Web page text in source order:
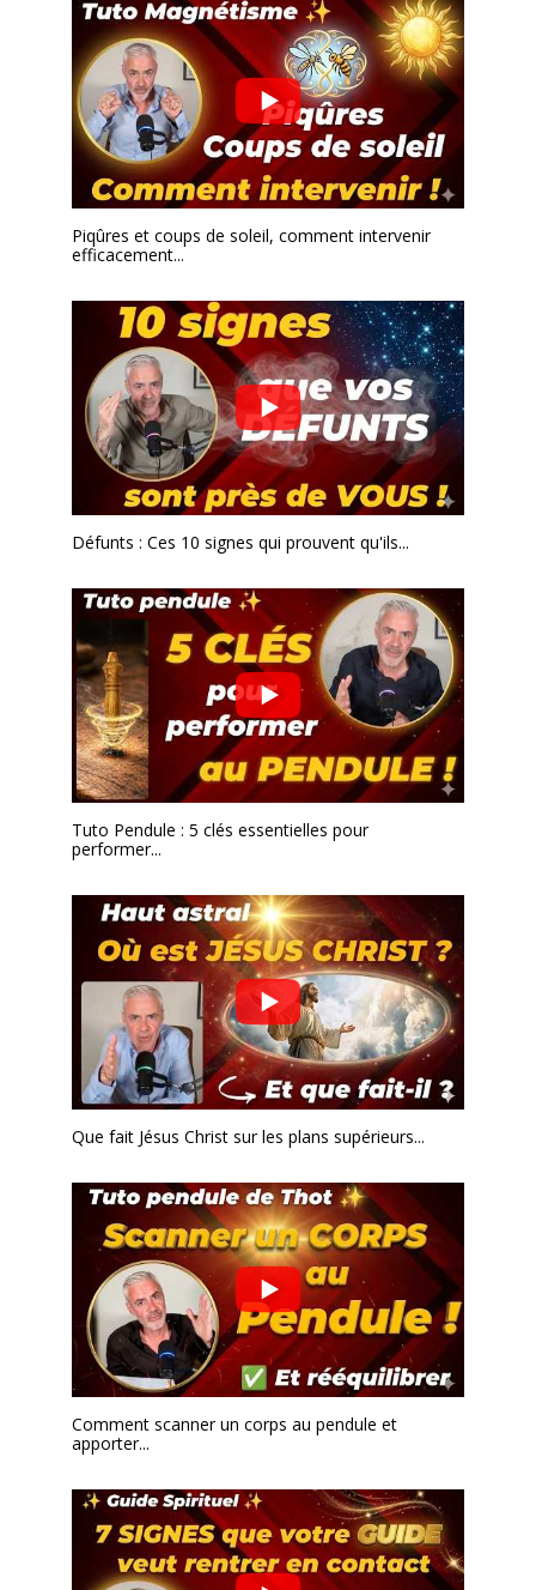
Piqûres et coups de soleil, comment intervenir
efficacement...
Défunts : Ces 10 signes qui prouvent qu'ils...
Tuto Pendule : 5 clés essentielles pour
performer...
Que fait Jésus Christ sur les plans supérieurs...
Comment scanner un corps au pendule et
apporter...